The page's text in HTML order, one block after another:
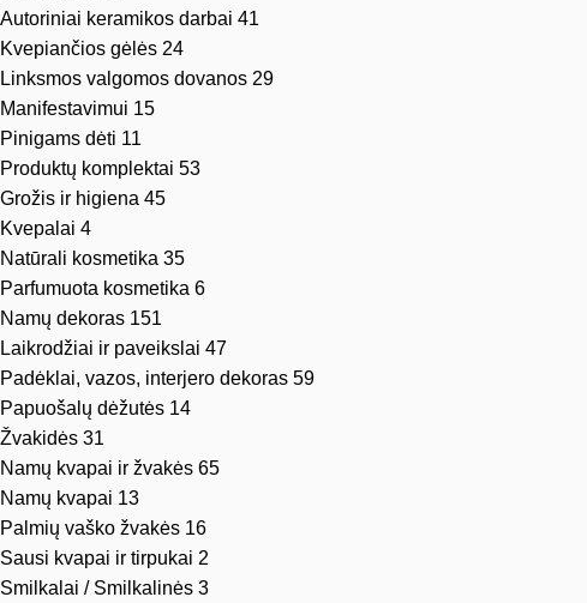
Autoriniai keramikos darbai 41
Kvepiančios gėlės 24
Linksmos valgomos dovanos 29
Manifestavimui 15
Pinigams dėti 11
Produktų komplektai 53
Grožis ir higiena 45
Kvepalai 4
Natūrali kosmetika 35
Parfumuota kosmetika 6
Namų dekoras 151
Laikrodžiai ir paveikslai 47
Padėklai, vazos, interjero dekoras 59
Papuošalų dėžutės 14
Žvakidės 31
Namų kvapai ir žvakės 65
Namų kvapai 13
Palmių vaško žvakės 16
Sausi kvapai ir tirpukai 2
Smilkalai / Smilkalinės 3